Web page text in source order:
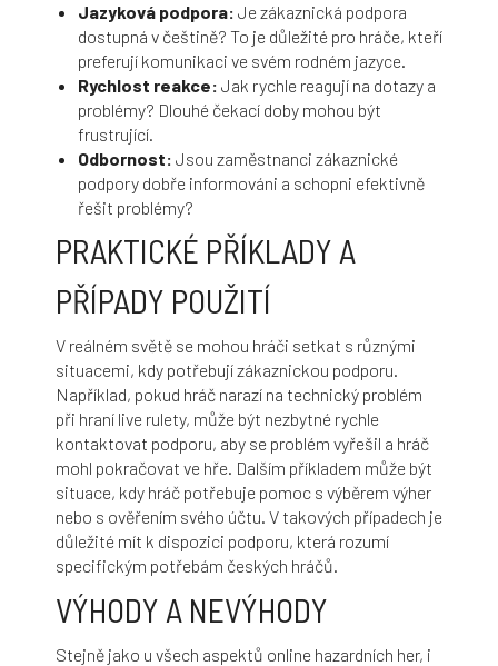
Jazyková podpora: Je zákaznická podpora
dostupná v češtině? To je důležité pro hráče, kteří
preferují komunikaci ve svém rodném jazyce.
Rychlost reakce: Jak rychle reagují na dotazy a
problémy? Dlouhé čekací doby mohou být
frustrující.
Odbornost: Jsou zaměstnanci zákaznické
podpory dobře informováni a schopni efektivně
řešit problémy?
PRAKTICKÉ PŘÍKLADY A
PŘÍPADY POUŽITÍ
V reálném světě se mohou hráči setkat s různými
situacemi, kdy potřebují zákaznickou podporu.
Například, pokud hráč narazí na technický problém
při hraní live rulety, může být nezbytné rychle
kontaktovat podporu, aby se problém vyřešil a hráč
mohl pokračovat ve hře. Dalším příkladem může být
situace, kdy hráč potřebuje pomoc s výběrem výher
nebo s ověřením svého účtu. V takových případech je
důležité mít k dispozici podporu, která rozumí
specifickým potřebám českých hráčů.
VÝHODY A NEVÝHODY
Stejně jako u všech aspektů online hazardních her, i